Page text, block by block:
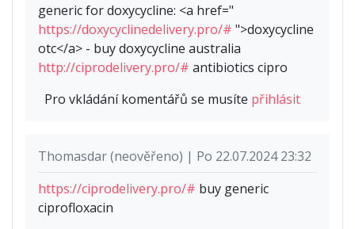
generic for doxycycline: <a href="
https://doxycyclinedelivery.pro/# ">doxycycline
otc</a> - buy doxycycline australia
http://ciprodelivery.pro/# antibiotics cipro
Pro vkládání komentářů se musíte přihlásit
Thomasdar (neověřeno) | Po 22.07.2024 23:32
https://ciprodelivery.pro/# buy generic
ciprofloxacin